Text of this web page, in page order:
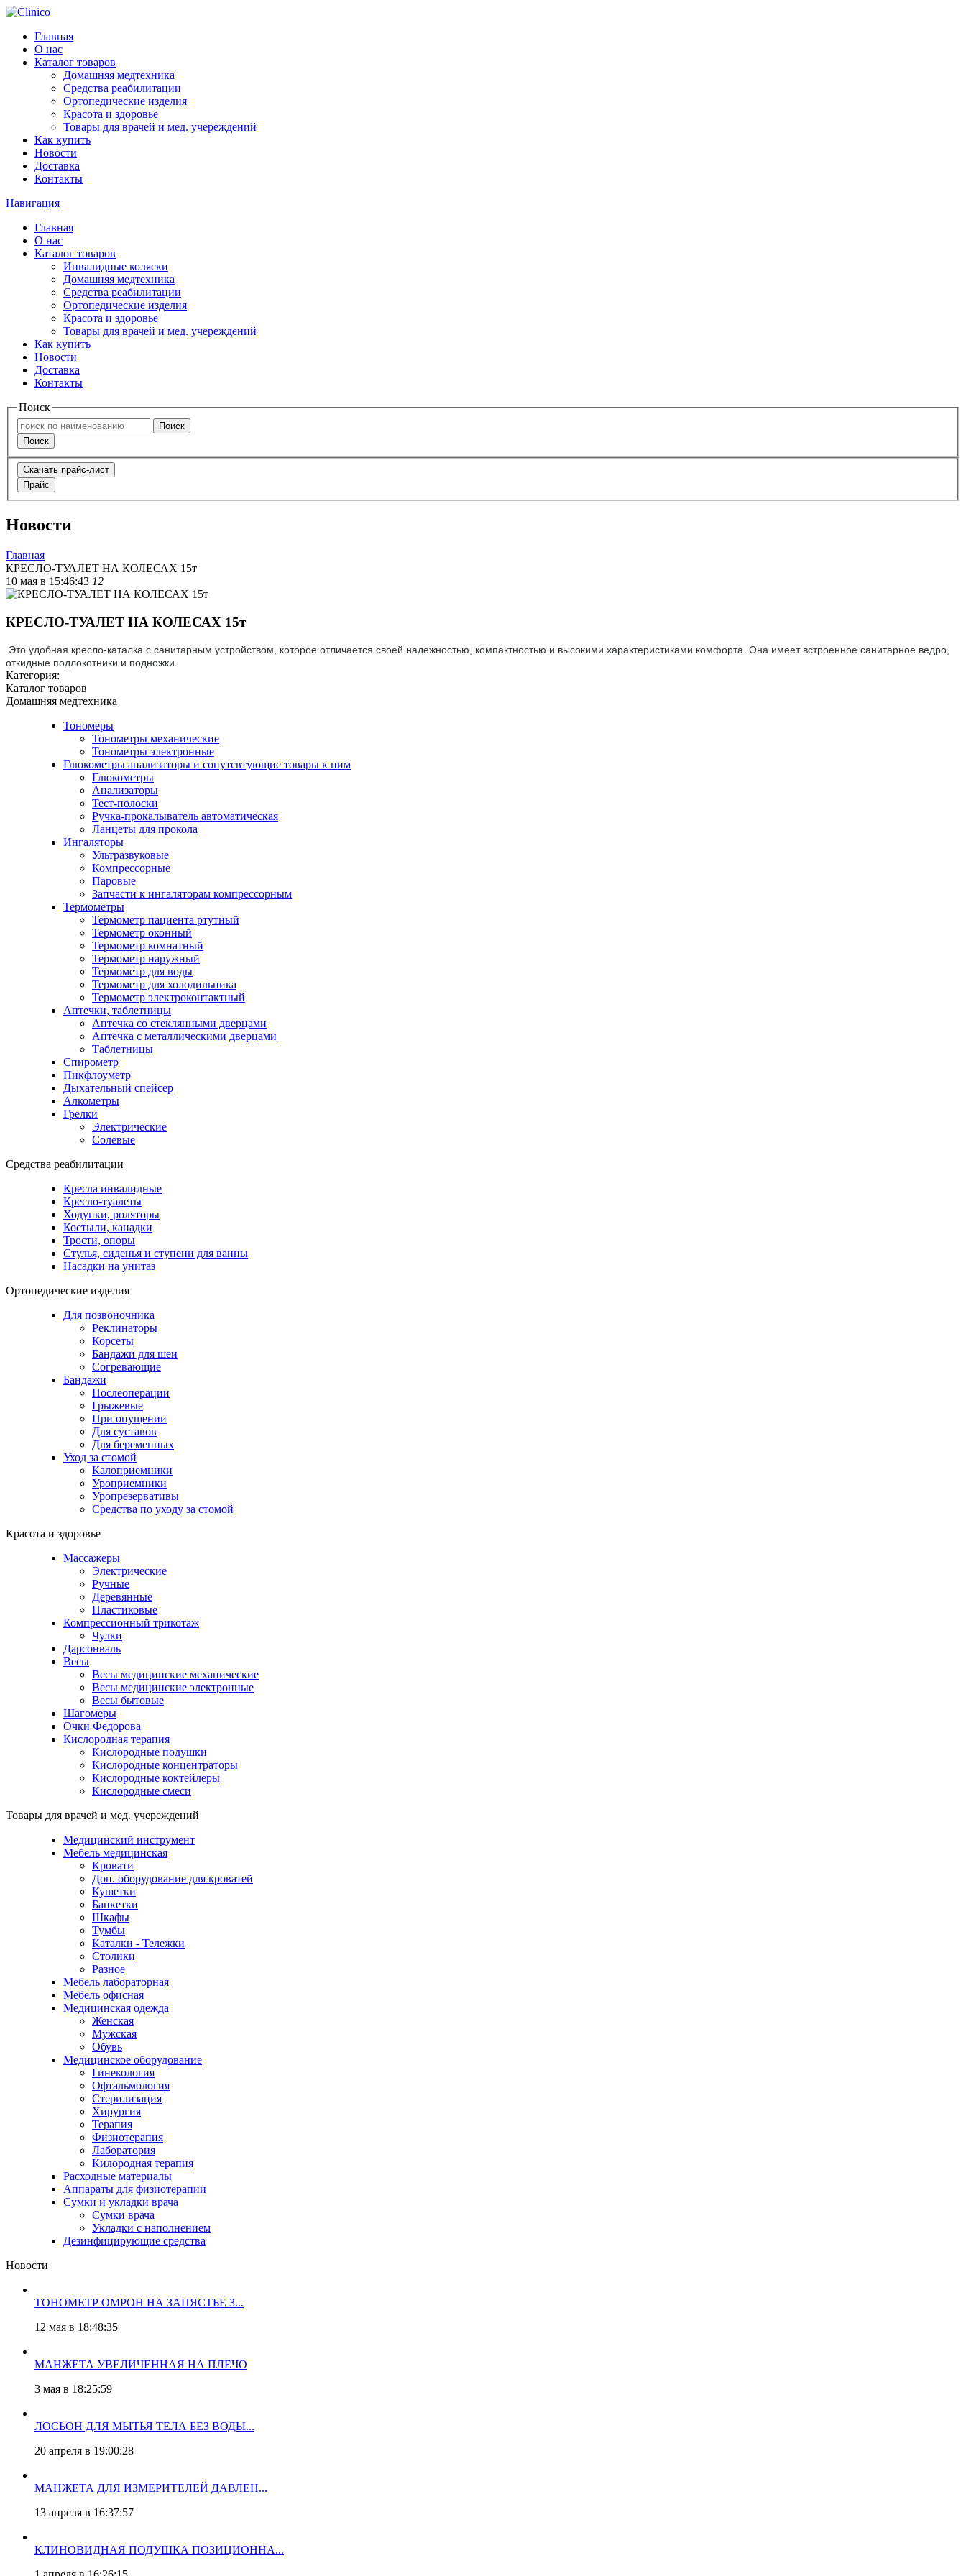
Главная
О нас
Каталог товаров
Домашняя медтехника
Средства реабилитации
Ортопедические изделия
Красота и здоровье
Товары для врачей и мед. учереждений
Как купить
Новости
Доставка
Контакты
Навигация
Главная
О нас
Каталог товаров
Инвалидные коляски
Домашняя медтехника
Средства реабилитации
Ортопедические изделия
Красота и здоровье
Товары для врачей и мед. учереждений
Как купить
Новости
Доставка
Контакты
Поиск
Поиск
Поиск
Скачать прайс-лист
Прайс
Новости
Главная
КРЕСЛО-ТУАЛЕТ НА КОЛЕСАХ 15т
10 мая в 15:46:43 12
КРЕСЛО-ТУАЛЕТ НА КОЛЕСАХ 15т
Это удобная кресло-каталка с санитарным устройством, которое отличается своей надежностью, компактностью и высокими характеристиками комфорта. Она имеет встроенное санитарное ведро,
откидные подлокотники и подножки.
Категория:
Каталог товаров
Домашняя медтехника
Тономеры
Тонометры механические
Тонометры электронные
Глюкометры анализаторы и сопутсвтующие товары к ним
Глюкометры
Анализаторы
Тест-полоски
Ручка-прокалыватель автоматическая
Ланцеты для прокола
Ингаляторы
Ультразвуковые
Компрессорные
Паровые
Запчасти к ингаляторам компрессорным
Термометры
Термометр пациента ртутный
Термометр оконный
Термометр комнатный
Термометр наружный
Термометр для воды
Термометр для холодильника
Термометр электроконтактный
Аптечки, таблетницы
Аптечка со стеклянными дверцами
Аптечка с металлическими дверцами
Таблетницы
Спирометр
Пикфлоуметр
Дыхательный спейсер
Алкометры
Грелки
Электрические
Солевые
Средства реабилитации
Кресла инвалидные
Кресло-туалеты
Ходунки, роляторы
Костыли, канадки
Трости, опоры
Стулья, сиденья и ступени для ванны
Насадки на унитаз
Ортопедические изделия
Для позвоночника
Реклинаторы
Корсеты
Бандажи для шеи
Согревающие
Бандажи
Послеоперации
Грыжевые
При опущении
Для суставов
Для беременных
Уход за стомой
Калоприемники
Уроприемники
Уропрезервативы
Средства по уходу за стомой
Красота и здоровье
Массажеры
Электрические
Ручные
Деревянные
Пластиковые
Компрессионный трикотаж
Чулки
Дарсонваль
Весы
Весы медицинские механические
Весы медицинские электронные
Весы бытовые
Шагомеры
Очки Федорова
Кислородная терапия
Кислородные подушки
Кислородные концентраторы
Кислородные коктейлеры
Кислородные смеси
Товары для врачей и мед. учереждений
Медицинский инструмент
Мебель медицинская
Кровати
Доп. оборудование для кроватей
Кушетки
Банкетки
Шкафы
Тумбы
Каталки - Тележки
Столики
Разное
Мебель лабораторная
Мебель офисная
Медицинская одежда
Женская
Мужская
Обувь
Медицинское оборудование
Гинекология
Офтальмология
Стерилизация
Хирургия
Терапия
Физиотерапия
Лаборатория
Килородная терапия
Расходные материалы
Аппараты для физиотерапии
Сумки и укладки врача
Сумки врача
Укладки с наполнением
Дезинфицирующие средства
Новости
ТОНОМЕТР ОМРОН НА ЗАПЯСТЬЕ 3...
12 мая в 18:48:35
МАНЖЕТА УВЕЛИЧЕННАЯ НА ПЛЕЧО
3 мая в 18:25:59
ЛОСЬОН ДЛЯ МЫТЬЯ ТЕЛА БЕЗ ВОДЫ...
20 апреля в 19:00:28
МАНЖЕТА ДЛЯ ИЗМЕРИТЕЛЕЙ ДАВЛЕН...
13 апреля в 16:37:57
КЛИНОВИДНАЯ ПОДУШКА ПОЗИЦИОННА...